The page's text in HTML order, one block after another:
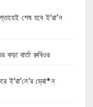
শেষ হবে ই’রা’ন
বার্তা রুবিওর
ই’রা’নে’র ড্রো*ন